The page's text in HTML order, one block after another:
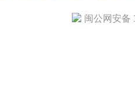
闽公网安备